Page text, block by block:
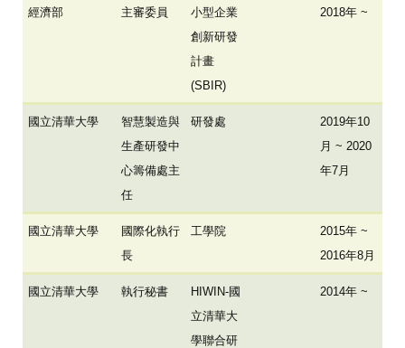
經濟部 主審委員
小型企業
創新研發
計畫
(SBIR)
2018年 ~
國立清華大學
智慧製造與
生產研發中
心籌備處主
任
研發處
2019年10
月 ~ 2020
年7月
國立清華大學
國際化執行
長
工學院
2015年 ~
2016年8月
國立清華大學 執行秘書
HIWIN-國
立清華大
學聯合研
2014年 ~